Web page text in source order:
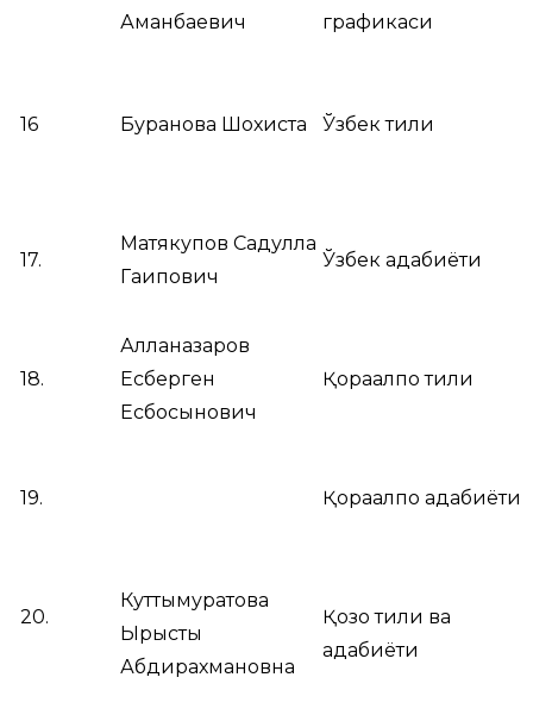
Аманбаевич
графикаси
16 Буранова Шохиста Ўзбек тили
17.
Матякупов Садулла
Гаипович
Ўзбек адабиёти
18.
Алланазаров
Есберген
Есбосынович
Қорақалпоқ тили
19. Қорақалпоқ адабиёти
20.
Куттымуратова
Ырысты
Абдирахмановна
Қозоқ тили ва
адабиёти